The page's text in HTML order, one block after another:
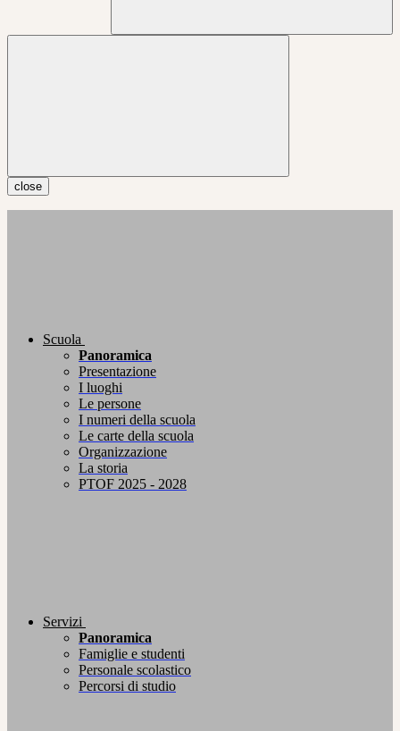
close
Scuola
Panoramica
Presentazione
I luoghi
Le persone
I numeri della scuola
Le carte della scuola
Organizzazione
La storia
PTOF 2025 - 2028
Servizi
Panoramica
Famiglie e studenti
Personale scolastico
Percorsi di studio